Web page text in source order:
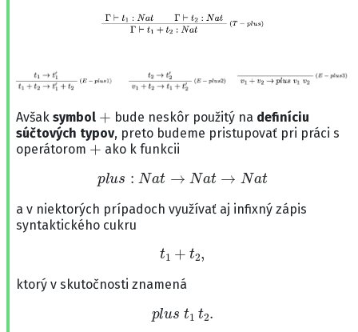
Avšak symbol bude neskôr použitý na definíciu
súčtových typov, preto budeme pristupovať pri práci s
operátorom
+
ako k funkcii
pl u s:Nat → Nat→ N at
a v niektorých prípadoch využívať aj infixný zápis
syntaktického cukru
t + t2,
ktorý v skutočnosti znamená
plus t1 t